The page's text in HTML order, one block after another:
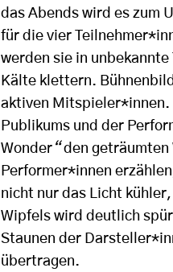
das Abends wird es zum
für die vier
werden sie in
Kälte klettern.
aktiven Mitspieler*innen.
Publikums und der
Wonder “den geträumten
Performer*innen
nicht nur das Licht
Wipfels wird deutlich
Staunen der
übertragen.